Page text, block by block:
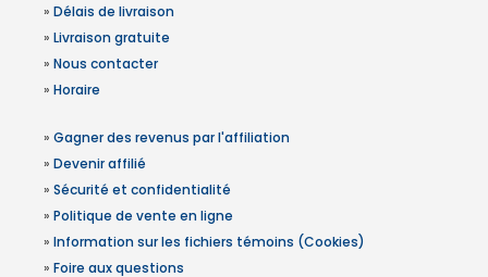
» Délais de livraison
» Livraison gratuite
» Nous contacter
» Horaire
» Gagner des revenus par l'affiliation
» Devenir affilié
» Sécurité et confidentialité
» Politique de vente en ligne
» Information sur les fichiers témoins (Cookies)
» Foire aux questions